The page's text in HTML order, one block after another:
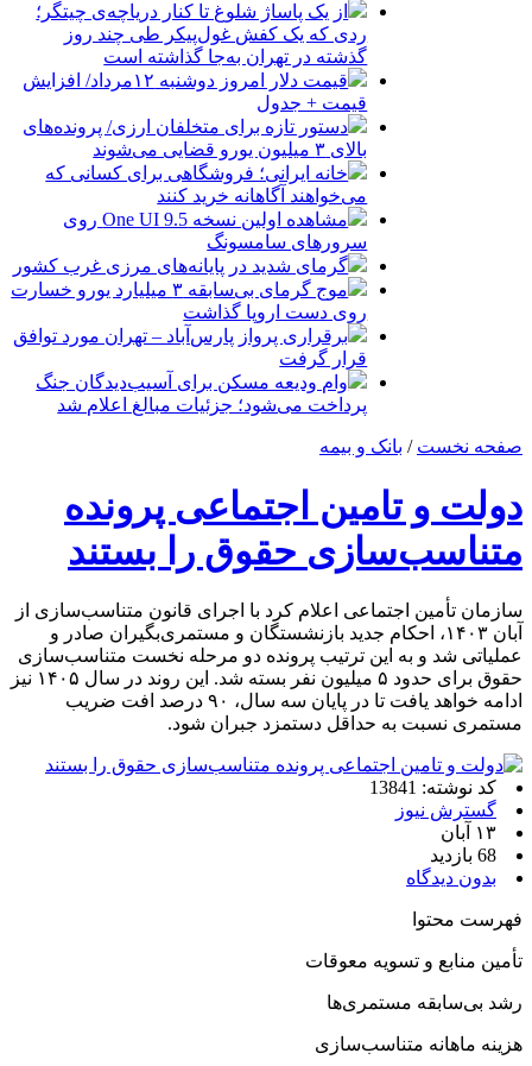
از یک پاساژ شلوغ تا کنار دریاچه‌ی چیتگر؛
ردی که یک کفش غول‌پیکر طی چند روز
گذشته در تهران به‌جا گذاشته است
قیمت دلار امروز دوشنبه ۱۲مرداد/ افزایش
قیمت + جدول
دستور تازه برای متخلفان ارزی/ پرونده‌های
بالای ۳ میلیون یورو قضایی می‌شوند
خانه ایرانی؛ فروشگاهی برای کسانی که
می‌خواهند آگاهانه خرید کنند
مشاهده اولین نسخه One UI 9.5 روی
سرورهای سامسونگ
گرمای شدید در پایانه‌های مرزی غرب کشور
موج گرمای بی‌سابقه ۳ میلیارد یورو خسارت
روی دست اروپا گذاشت
برقراری پرواز پارس‌آباد – تهران مورد توافق
قرار گرفت
وام ودیعه مسکن برای آسیب‌دیدگان جنگ
پرداخت می‌شود؛ جزئیات مبالغ اعلام شد
صفحه نخست / بانک و بیمه
دولت و تامین اجتماعی پرونده
متناسب‌سازی حقوق را بستند
سازمان تأمین اجتماعی اعلام کرد با اجرای قانون متناسب‌سازی از
آبان ۱۴۰۳، احکام جدید بازنشستگان و مستمری‌بگیران صادر و
عملیاتی شد و به این ترتیب پرونده دو مرحله نخست متناسب‌سازی
حقوق برای حدود ۵ میلیون نفر بسته شد. این روند در سال ۱۴۰۵ نیز
ادامه خواهد یافت تا در پایان سه سال، ۹۰ درصد افت ضریب
مستمری نسبت به حداقل دستمزد جبران شود.
کد نوشته: 13841
گسترش نیوز
۱۳ آبان
68 بازدید
بدون دیدگاه
فهرست محتوا
تأمین منابع و تسویه معوقات
رشد بی‌سابقه مستمری‌ها
هزینه ماهانه متناسب‌سازی